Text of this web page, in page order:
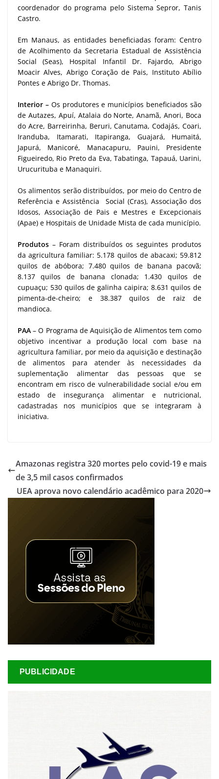
coordenador do programa pelo Sistema Sepror, Tanis
Castro.
Em Manaus, as entidades beneficiadas foram: Centro
de Acolhimento da Secretaria Estadual de Assistência
Social (Seas), Hospital Infantil Dr. Fajardo, Abrigo
Moacir Alves, Abrigo Coração de Pais, Instituto Abílio
Pontes e Abrigo Dr. Thomas.
Interior – Os produtores e municípios beneficiados são
de Autazes, Apuí, Atalaia do Norte, Anamã, Anori, Boca
do Acre, Barreirinha, Beruri, Canutama, Codajás, Coari,
Iranduba, Itamarati, Itapiranga, Guajará, Humaitá,
Japurá, Manicoré, Manacapuru, Pauini, Presidente
Figueiredo, Rio Preto da Eva, Tabatinga, Tapauá, Uarini,
Urucurituba e Manaquiri.
Os alimentos serão distribuídos, por meio do Centro de
Referência e Assistência Social (Cras), Associação dos
Idosos, Associação de Pais e Mestres e Excepcionais
(Apae) e Hospitais de Unidade Mista de cada município.
Produtos – Foram distribuídos os seguintes produtos
da agricultura familiar: 5.178 quilos de abacaxi; 59.812
quilos de abóbora; 7.480 quilos de banana pacovã;
8.137 quilos de banana clonada; 1.430 quilos de
cupuaçu; 530 quilos de galinha caipira; 8.631 quilos de
pimenta-de-cheiro; e 38.387 quilos de raiz de
mandioca.
PAA– O Programa de Aquisição de Alimentos tem como
objetivo incentivar a produção local com base na
agricultura familiar, por meio da aquisição e destinação
de alimentos para atender às necessidades da
suplementação alimentar das pessoas que se
encontram em risco de vulnerabilidade social e/ou em
estado de insegurança alimentar e nutricional,
cadastradas nos municípios que se integraram à
iniciativa.
Amazonas registra 320 mortes pelo covid-19 e mais
de 3,5 mil casos confirmados
UEA aprova novo calendário acadêmico para 2020
PUBLICIDADE